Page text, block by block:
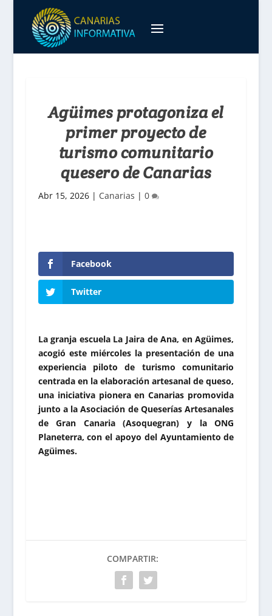
Agüimes protagoniza el
primer proyecto de
turismo comunitario
quesero de Canarias
Abr 15, 2026| Canarias | 0
Facebook
Twitter
La granja escuela La Jaira de Ana, en Agüimes,
acogió este miércoles la presentación de una
experiencia piloto de turismo comunitario
centrada en la elaboración artesanal de queso,
una iniciativa pionera en Canarias promovida
junto a la Asociación de Queserías Artesanales
de Gran Canaria (Asoquegran) y la ONG
Planeterra, con el apoyo del Ayuntamiento de
Agüimes.
COMPARTIR: